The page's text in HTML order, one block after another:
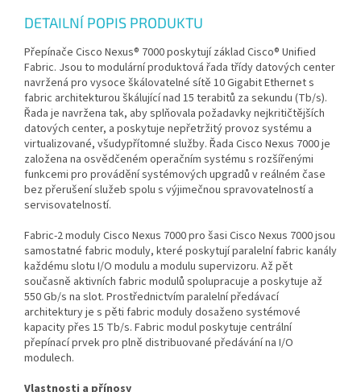
DETAILNÍ POPIS PRODUKTU
Přepínače Cisco Nexus® 7000 poskytují základ Cisco® Unified
Fabric. Jsou to modulární produktová řada třídy datových center
navržená pro vysoce škálovatelné sítě 10 Gigabit Ethernet s
fabric architekturou škálující nad 15 terabitů za sekundu (Tb/s).
Řada je navržena tak, aby splňovala požadavky nejkritičtějších
datových center, a poskytuje nepřetržitý provoz systému a
virtualizované, všudypřítomné služby. Řada Cisco Nexus 7000 je
založena na osvědčeném operačním systému s rozšířenými
funkcemi pro provádění systémových upgradů v reálném čase
bez přerušení služeb spolu s výjimečnou spravovatelností a
servisovatelností.
Fabric-2 moduly Cisco Nexus 7000 pro šasi Cisco Nexus 7000 jsou
samostatné fabric moduly, které poskytují paralelní fabric kanály
každému slotu I/O modulu a modulu supervizoru. Až pět
současně aktivních fabric modulů spolupracuje a poskytuje až
550 Gb/s na slot. Prostřednictvím paralelní předávací
architektury je s pěti fabric moduly dosaženo systémové
kapacity přes 15 Tb/s. Fabric modul poskytuje centrální
přepínací prvek pro plně distribuované předávání na I/O
modulech.